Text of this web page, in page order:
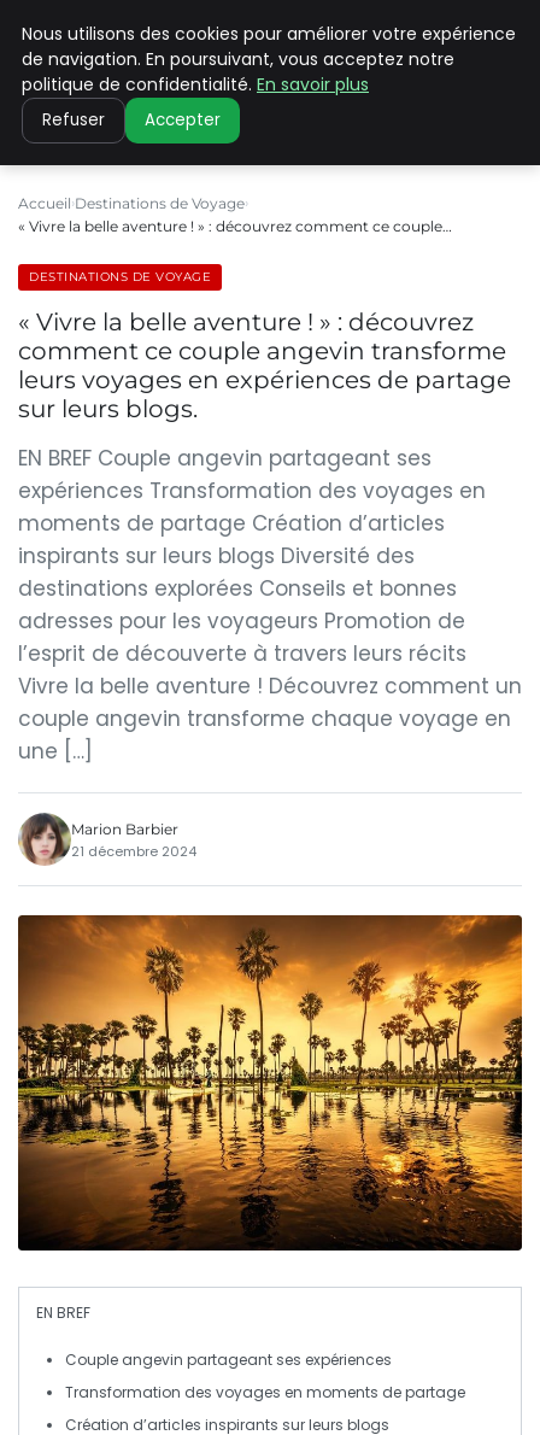
PILAT PATRIMOINES
Accueil Destinations de Voyage
« Vivre la belle aventure ! » : découvrez comment ce couple…
DESTINATIONS DE VOYAGE
« Vivre la belle aventure ! » : découvrez
comment ce couple angevin transforme
leurs voyages en expériences de partage
sur leurs blogs.
EN BREF Couple angevin partageant ses
expériences Transformation des voyages en
moments de partage Création d’articles
inspirants sur leurs blogs Diversité des
destinations explorées Conseils et bonnes
adresses pour les voyageurs Promotion de
l’esprit de découverte à travers leurs récits
Vivre la belle aventure ! Découvrez comment un
couple angevin transforme chaque voyage en
une […]
Marion Barbier
21 décembre 2024
EN BREF
Couple angevin partageant ses expériences
Transformation des voyages en moments departage
Création d’articles inspirants sur leurs blogs
Nous utilisons des cookies pour améliorer votre expérience
de navigation. En poursuivant, vous acceptez notre
politique de confidentialité. En savoir plus
Refuser Accepter